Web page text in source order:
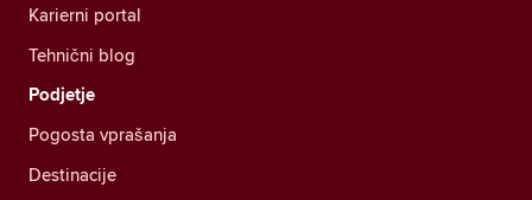
Karierni portal
Tehnični blog
Podjetje
Pogosta vprašanja
Destinacije